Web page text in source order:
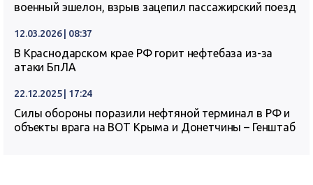
военный эшелон, взрыв зацепил пассажирский поезд
12.03.2026 | 08:37
В Краснодарском крае РФ горит нефтебаза из-за
атаки БпЛА
22.12.2025 | 17:24
Силы обороны поразили нефтяной терминал в РФ и
объекты врага на ВОТ Крыма и Донетчины – Генштаб